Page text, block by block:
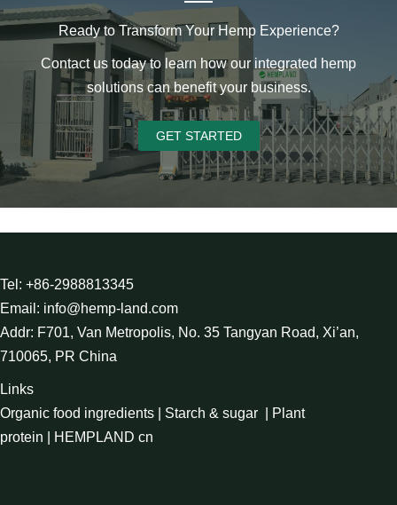
Ready to Transform Your Hemp Experience?
Contact us today to learn how our integrated hemp
solutions can benefit your business.
GET STARTED
Tel: +86-2988813345
Email: info@hemp-land.com
Addr: F701, Van Metropolis, No. 35 Tangyan Road, Xi’an,
710065, PR China
Links
Organic food ingredients
Starch & sugar
Plant
protein
HEMPLAND cn